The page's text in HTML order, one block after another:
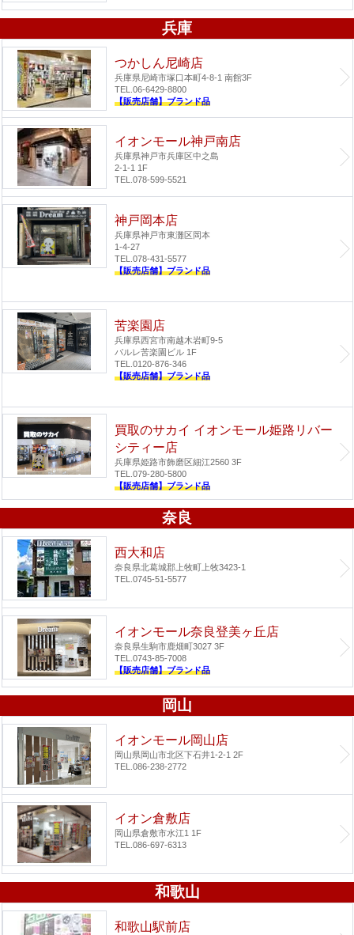
兵庫
つかしん尼崎店
兵庫県尼崎市塚口本町4-8-1 南館3F
TEL.06-6429-8800
【販売店舗】ブランド品
イオンモール神戸南店
兵庫県神戸市兵庫区中之島
2-1-1 1F
TEL.078-599-5521
神戸岡本店
兵庫県神戸市東灘区岡本
1-4-27
TEL.078-431-5577
【販売店舗】ブランド品
苦楽園店
兵庫県西宮市南越木岩町9-5
パルレ苦楽園ビル 1F
TEL.0120-876-346
【販売店舗】ブランド品
買取のサカイ イオンモール姫路リバー
シティー店
兵庫県姫路市飾磨区細江2560 3F
TEL.079-280-5800
【販売店舗】ブランド品
奈良
西大和店
奈良県北葛城郡上牧町上牧3423-1
TEL.0745-51-5577
イオンモール奈良登美ヶ丘店
奈良県生駒市鹿畑町3027 3F
TEL.0743-85-7008
【販売店舗】ブランド品
岡山
イオンモール岡山店
岡山県岡山市北区下石井1-2-1 2F
TEL.086-238-2772
イオン倉敷店
岡山県倉敷市水江1 1F
TEL.086-697-6313
和歌山
和歌山駅前店